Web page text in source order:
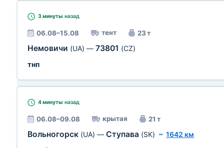
3 минуты назад
06.08–15.08 тент 23 т
Немовичи (UA) — 73801 (CZ)
тнп
4 минуты назад
06.08–09.08 крытая 21 т
Вольногорск (UA) — Ступава (SK) ~ 1642 км